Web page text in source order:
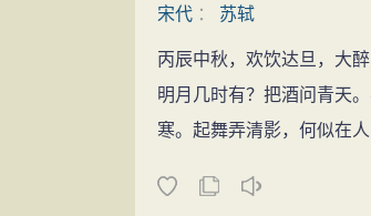
界皆开辟古今之所未有，
自昌黎始，至东坡益大放
哀梨，快为并剪，有必达
此。”其诗清新豪健，善用
诵甚广。诗文有《东坡七
士，将杀人。皋陶曰杀之
谒谢，即以此问轼，苏轼
赏，而且预见了苏轼的将
名动京师
宋代 ： 苏轼
丙辰中秋，欢饮达旦，大
明月几时有？把酒问青天
寒。起舞弄清影，何似在